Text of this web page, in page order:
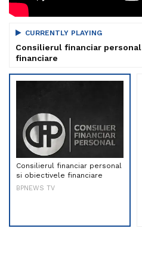
CURRENTLY PLAYING
Consilierul financiar
financiare
Consilierul financiar personal
si obiectivele financiare
BPNEWS TV